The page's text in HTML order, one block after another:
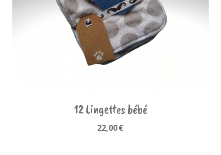
12 Lingettes bébé
22,00€